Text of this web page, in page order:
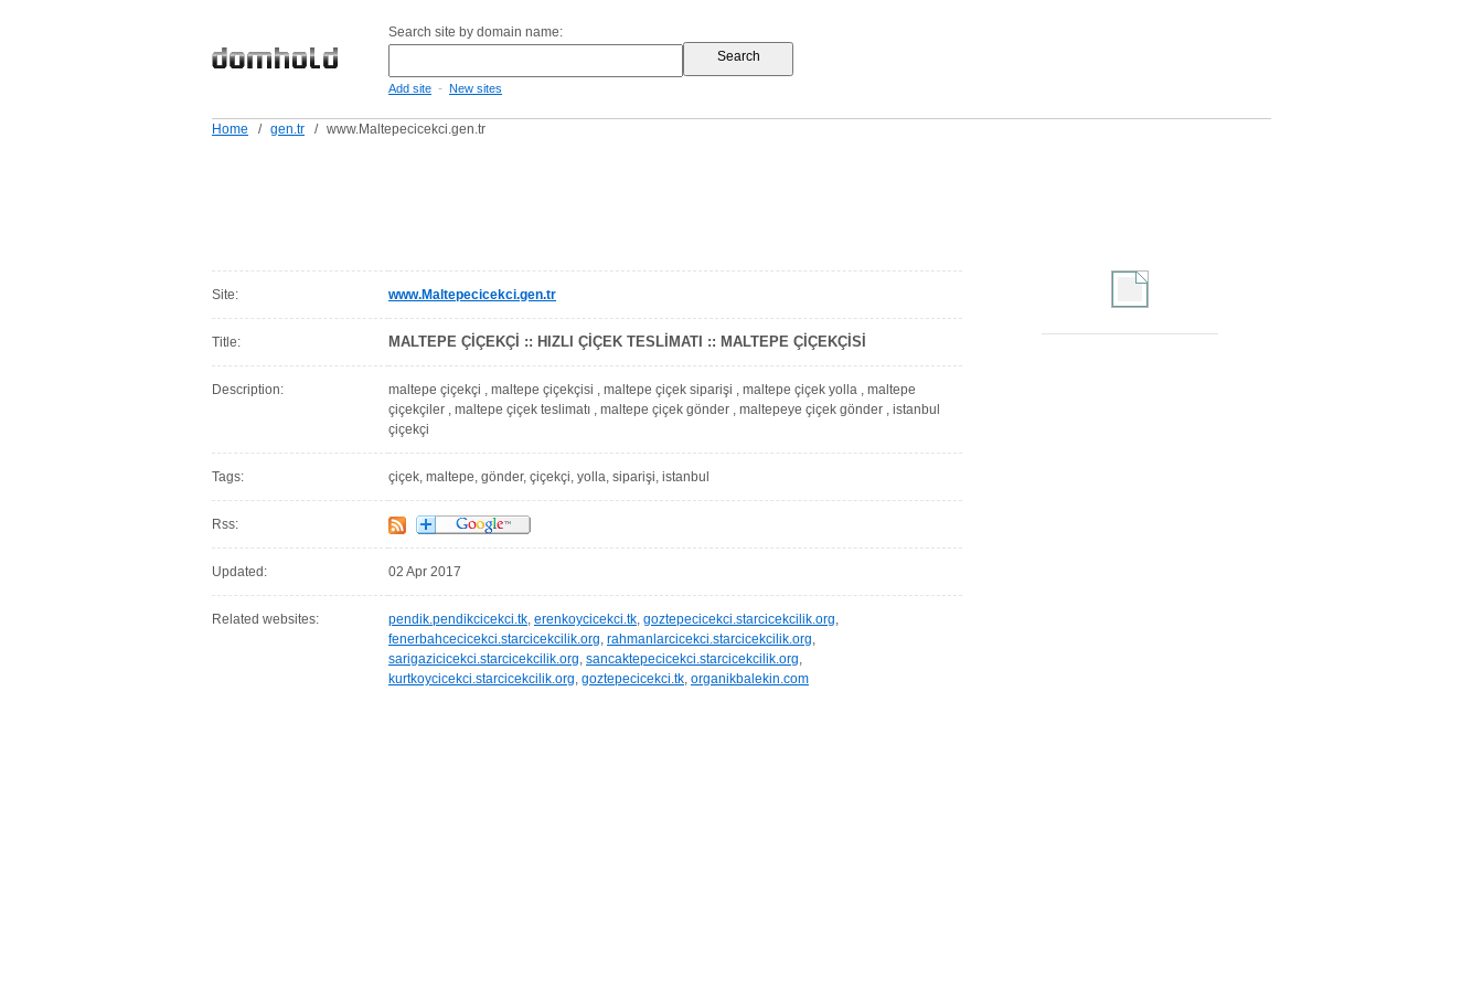
Search site by domain name:
Add site - New sites
Home / gen.tr / www.Maltepecicekci.gen.tr
Site: www.Maltepecicekci.gen.tr
Title: MALTEPE ÇİÇEKÇİ :: HIZLI ÇİÇEK TESLİMATI :: MALTEPE ÇİÇEKÇİSİ
Description:
maltepe çiçekçi , maltepe çiçekçisi , maltepe çiçek siparişi , maltepe çiçek yolla , maltepe
çiçekçiler , maltepe çiçek teslimatı , maltepe çiçek gönder , maltepeye çiçek gönder , istanbul
çiçekçi
Tags: çiçek, maltepe, gönder, çiçekçi, yolla, siparişi, istanbul
Rss:
Updated: 02 Apr 2017
Related websites: pendik.pendikcicekci.tk, erenkoycicekci.tk, goztepecicekci.starcicekcilik.org,
fenerbahcecicekci.starcicekcilik.org, rahmanlarcicekci.starcicekcilik.org,
sarigazicicekci.starcicekcilik.org, sancaktepecicekci.starcicekcilik.org,
kurtkoycicekci.starcicekcilik.org, goztepecicekci.tk, organikbalekin.com